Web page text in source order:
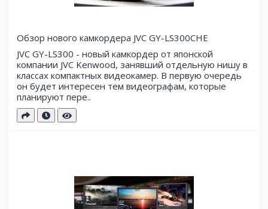
Обзор нового камкордера JVC GY-LS300CHE
JVC GY-LS300 - новый камкордер от японской
компании JVC Kenwood, занявший отдельную нишу в
классах компактных видеокамер. В первую очередь
он будет интересен тем видеографам, которые
планируют пере..